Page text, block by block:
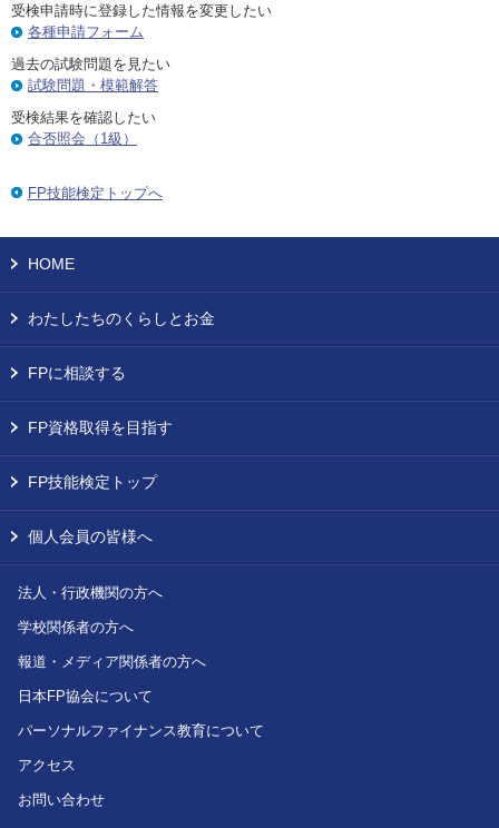
受検申請時に登録した情報を変更したい
各種申請フォーム
過去の試験問題を見たい
試験問題・模範解答
受検結果を確認したい
合否照会（1級）
FP技能検定トップへ
HOME
わたしたちのくらしとお金
FPに相談する
FP資格取得を目指す
FP技能検定トップ
個人会員の皆様へ
法人・行政機関の方へ
学校関係者の方へ
報道・メディア関係者の方へ
日本FP協会について
パーソナルファイナンス教育について
アクセス
お問い合わせ